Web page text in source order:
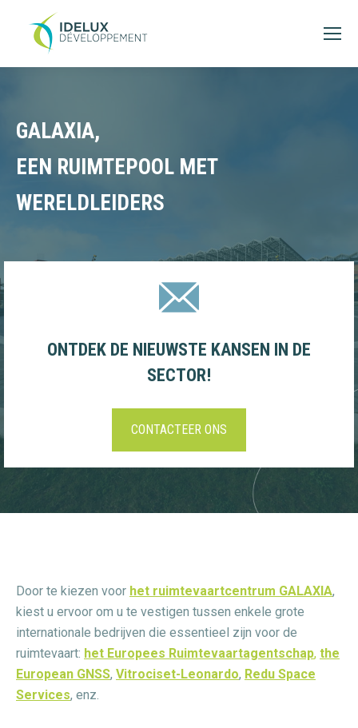
GALAXIA,
EEN RUIMTEPOOL MET
WERELDLEIDERS
ONTDEK DE NIEUWSTE KANSEN IN DE
SECTOR!
CONTACTEER ONS
Door te kiezen voor het ruimtevaartcentrum GALAXIA,
kiest u ervoor om u te vestigen tussen enkele grote
internationale bedrijven die essentieel zijn voor de
ruimtevaart: het Europees Ruimtevaartagentschap, the
European GNSS, Vitrociset-Leonardo, Redu Space
Services, enz.